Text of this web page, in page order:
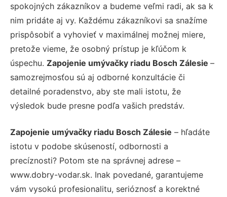
spokojných zákazníkov a budeme veľmi radi, ak sa k
nim pridáte aj vy. Každému zákazníkovi sa snažíme
prispôsobiť a vyhovieť v maximálnej možnej miere,
pretože vieme, že osobný prístup je kľúčom k
úspechu. Zapojenie umývačky riadu Bosch Zálesie –
samozrejmosťou sú aj odborné konzultácie či
detailné poradenstvo, aby ste mali istotu, že
výsledok bude presne podľa vašich predstáv.
Zapojenie umývačky riadu Bosch Zálesie – hľadáte
istotu v podobe skúseností, odbornosti a
precíznosti? Potom ste na správnej adrese –
www.dobry-vodar.sk. Inak povedané, garantujeme
vám vysokú profesionalitu, serióznosť a korektné